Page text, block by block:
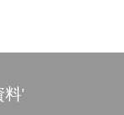
料'